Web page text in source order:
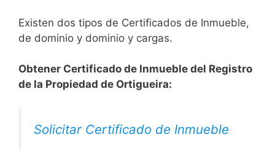
Existen dos tipos de Certificados de Inmueble,
de dominio y dominio y cargas.
Obtener Certificado de Inmueble del Registro
de la Propiedad de Ortigueira:
Solicitar Certificado de Inmueble